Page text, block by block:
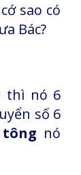
sao có
Bác?
thì nó 6
số 6
nó